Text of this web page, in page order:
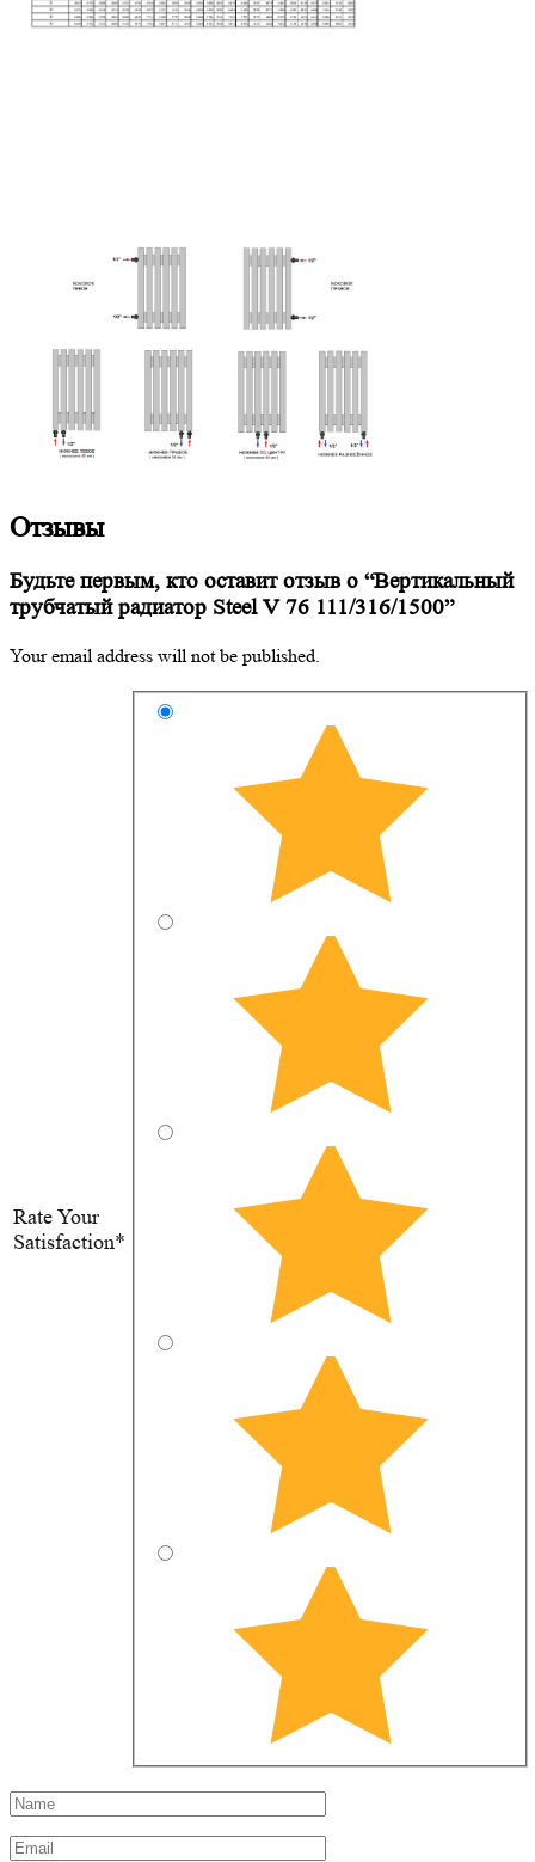
Отзывы
Будьте первым, кто оставит отзыв о “Вертикальный
трубчатый радиатор Steel V 76 111/316/1500”
Your email address will not be published.
Rate Your
Satisfaction*